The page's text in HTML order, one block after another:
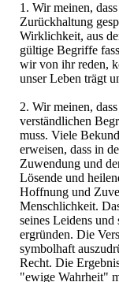
1. Wir meinen,
Zurückhaltung
Wirklichkeit, aus
gültige Begriffe
wir von ihr reden,
unser Leben trägt
2. Wir meinen,
verständlichen
muss. Viele
erweisen, dass in
Zuwendung und
Lösende und
Hoffnung und
Menschlichkeit.
seines Leidens
ergründen. Die
symbolhaft
Recht. Die
"ewige Wahrheit"